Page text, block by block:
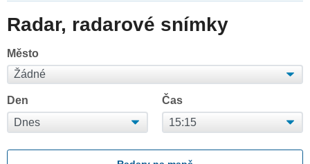
Radar, radarové snímky
Město
Den Čas